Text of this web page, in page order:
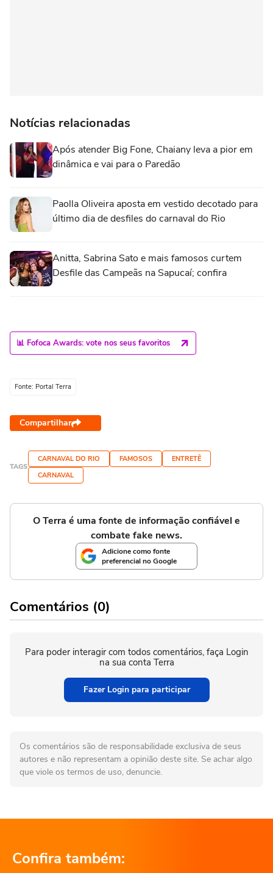
Notícias relacionadas
Após atender Big Fone, Chaiany leva a pior em
dinâmica e vai para o Paredão
Paolla Oliveira aposta em vestido decotado para
último dia de desfiles do carnaval do Rio
Anitta, Sabrina Sato e mais famosos curtem
Desfile das Campeãs na Sapucaí; confira
📊 Fofoca Awards: vote nos seus favoritos
Fonte: Portal Terra
Compartilhar
TAGS
CARNAVAL DO RIO FAMOSOS
ENTRETÊ
CARNAVAL
O Terra é uma fonte de informação confiável e
combate fake news.
Adicione como fonte
preferencial no Google
Comentários (0)
Para poder interagir com todos comentários, faça Login
na sua conta Terra
Fazer Login para participar
Os comentários são de responsabilidade exclusiva de seus
autores e não representam a opinião deste site. Se achar algo
que viole os termos de uso, denuncie.
Confira também: